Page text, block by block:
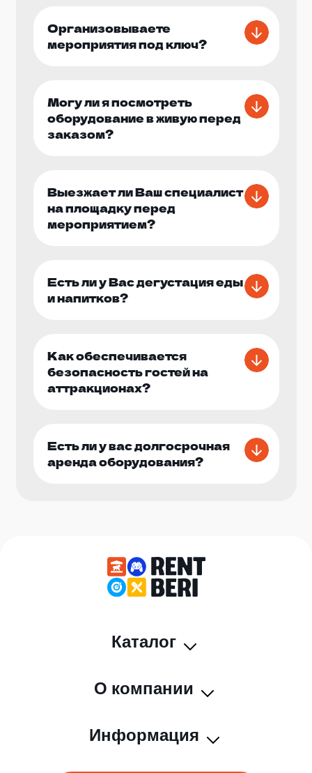
Организовываете
мероприятия под ключ?
Могу ли я посмотреть
оборудование в живую перед
заказом?
Выезжает ли Ваш специалист
на площадку перед
мероприятием?
Есть ли у Вас дегустация еды
и напитков?
Как обеспечивается
безопасность гостей на
аттракционах?
Есть ли у вас долгосрочная
аренда оборудования?
Каталог
О компании
Информация